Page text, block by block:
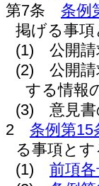
第7条
条例
掲げる事
(1)
公開
(2)
公開
する情報
(3)
意見
2
条例第15
る事項と
(1)
前項